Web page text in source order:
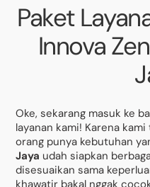
Paket
Innova
Oke, sekarang masuk ke
layanan kami! Karena
orang punya kebutuhan
Jaya udah siapkan
disesuaikan sama
khawatir bakal nggak